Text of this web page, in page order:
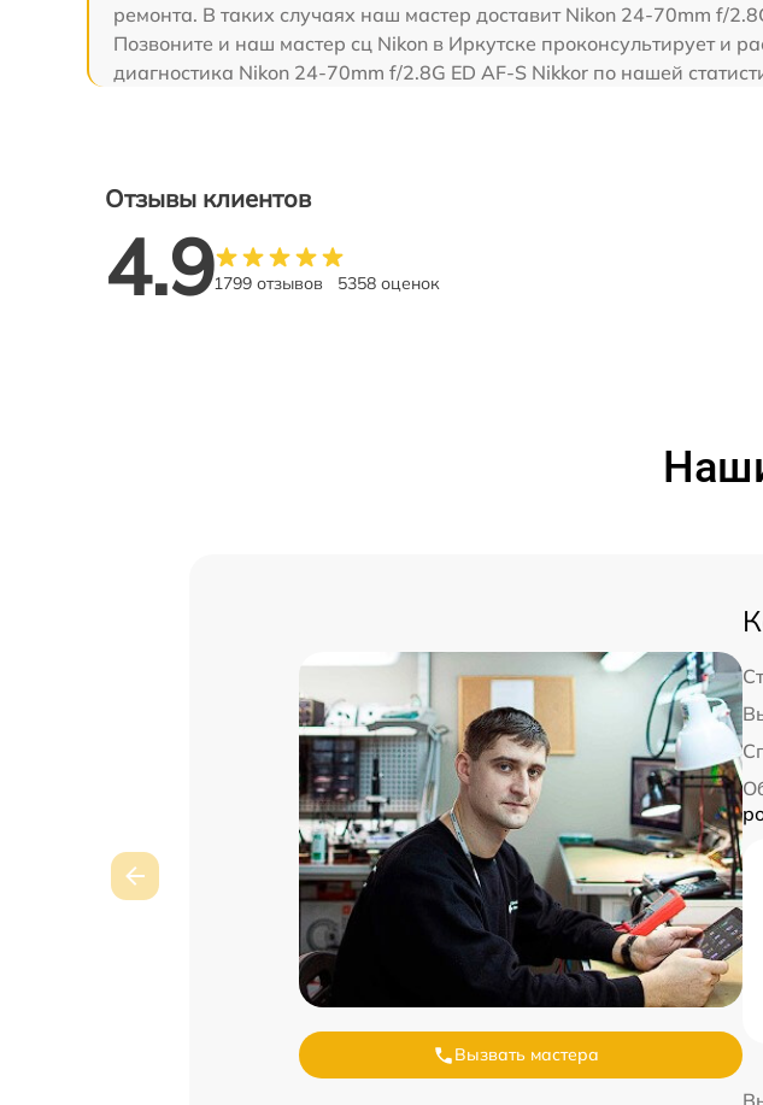
ремонта. В таких случаях наш мастер доставит Nikon 24-70mm f/
Позвоните и наш мастер сц Nikon в Иркутске проконсультирует и
диагностика Nikon 24-70mm f/2.8G ED AF-S Nikkor по нашей
Отзывы клиентов
4.91799 отзывов 5358 оценок
Вызвать мастера